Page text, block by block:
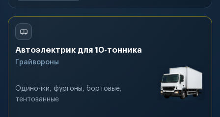
Автоэлектрик для 10-тонника
Грайвороны
Одиночки, фургоны, бортовые,
тентованные